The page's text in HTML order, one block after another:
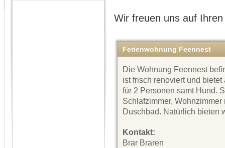
Wir freuen uns auf
Ferienwohnung Feennest
Die Wohnung Feennest
ist frisch renoviert und bietet
für 2 Personen samt Hund.
Schlafzimmer,
Duschbad. Natürlich bieten
Kontakt:
Brar Braren